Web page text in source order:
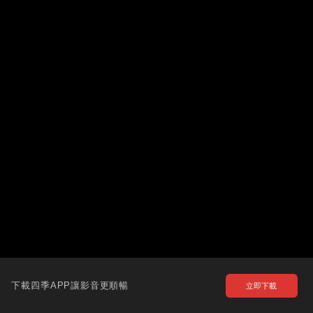
下載四季APP讓影音更順暢 立即下載